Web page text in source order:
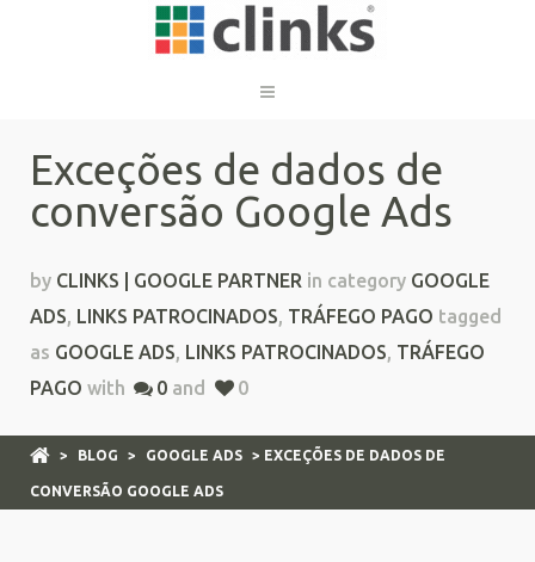
Exceções de dados de
conversão Google Ads
by CLINKS | GOOGLE PARTNER in category GOOGLE
ADS, LINKS PATROCINADOS, TRÁFEGO PAGO tagged
as GOOGLE ADS, LINKS PATROCINADOS, TRÁFEGO
PAGO with 0 and 0
> BLOG > GOOGLE ADS > EXCEÇÕES DE DADOS DE
CONVERSÃO GOOGLE ADS